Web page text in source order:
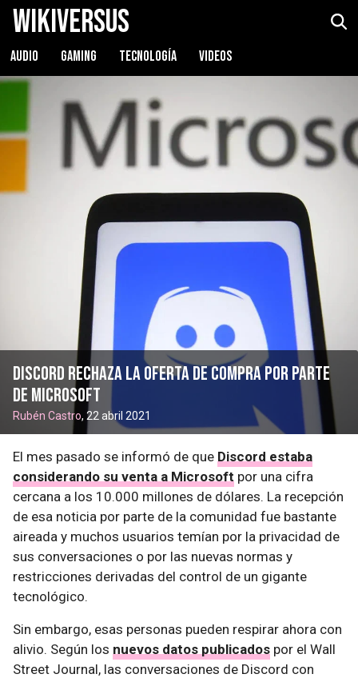
WikiVersus
AUDIO GAMING TECNOLOGÍA VIDEOS
Discord rechaza la oferta de compra por parte
de Microsoft
Rubén Castro, 22 abril 2021
El mes pasado se informó de que Discord estaba
considerando su venta a Microsoft por una cifra
cercana a los 10.000 millones de dólares. La recepción
de esa noticia por parte de la comunidad fue bastante
aireada y muchos usuarios temían por la privacidad de
sus conversaciones o por las nuevas normas y
restricciones derivadas del control de un gigante
tecnológico.
Sin embargo, esas personas pueden respirar ahora con
alivio. Según los nuevos datos publicados por el Wall
Street Journal, las conversaciones de Discord con